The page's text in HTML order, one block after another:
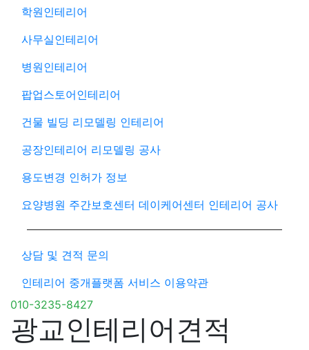
학원인테리어
사무실인테리어
병원인테리어
팝업스토어인테리어
건물 빌딩 리모델링 인테리어
공장인테리어 리모델링 공사
용도변경 인허가 정보
요양병원 주간보호센터 데이케어센터 인테리어 공사
상담 및 견적 문의
인테리어 중개플랫폼 서비스 이용약관
010-3235-8427
광교인테리어견적